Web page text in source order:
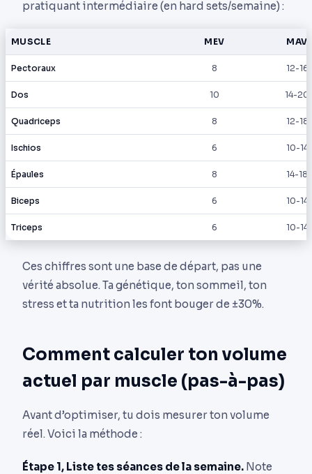
pratiquant intermédiaire (en hard sets/semaine) :
MUSCLE MEV MAV
Pectoraux 8 12-16
Dos 10 14-20
Quadriceps 8 12-18
Ischios 6 10-14
Épaules 8 14-18
Biceps 6 10-14
Triceps 6 10-14
Ces chiffres sont une base de départ, pas une
vérité absolue. Ta génétique, ton sommeil, ton
stress et ta nutrition les font bouger de ±30%.
Comment calculer ton volume
actuel par muscle (pas-à-pas)
Avant d’optimiser, tu dois mesurer ton volume
réel. Voici la méthode :
Étape 1, Liste tes séances de la semaine. Note